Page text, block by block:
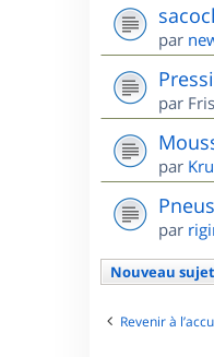
par
par
par
par
Nouveau sujet
Revenir à